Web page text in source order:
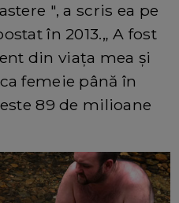
", a scris ea pe
în 2013.„ A fost
din viața mea și
femeie până în
89 de milioane